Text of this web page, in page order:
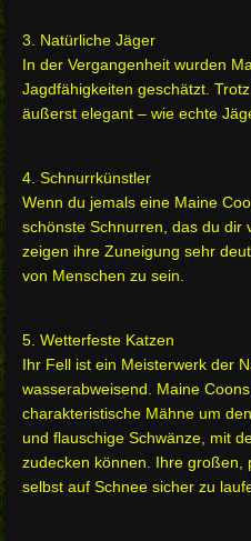
3. Natürliche Jäger
In der Vergangenheit wurden
Jagdfähigkeiten geschätzt.
äußerst elegant – wie echte
4. Schnurrkünstler
Wenn du jemals eine Maine
schönste Schnurren, das du dir
zeigen ihre Zuneigung sehr
von Menschen zu sein.
5. Wetterfeste Katzen
Ihr Fell ist ein Meisterwerk der
wasserabweisend. Maine
charakteristische Mähne um
und flauschige Schwänze, mit
zudecken können. Ihre großen,
selbst auf Schnee sicher zu